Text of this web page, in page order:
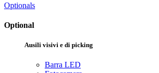
Optionals
Optional
Ausili visivi e di picking
Barra LED